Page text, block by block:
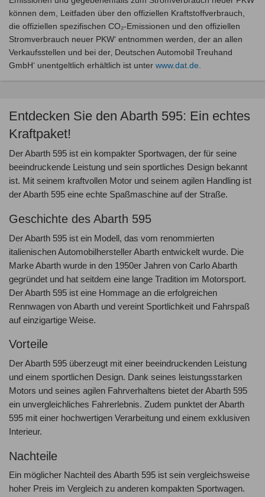
können dem, Leitfaden über den offiziellen Kraftstoffverbrauch,
die offiziellen spezifischen CO₂-Emissionen und den offiziellen
Stromverbrauch neuer PKW‘ entnommen werden, der an allen
Verkaufsstellen und bei der‚ Deutschen Automobil Treuhand
GmbH‘ unentgeltlich erhältlich ist unter www.dat.de.
Entdecken Sie den Abarth 595: Ein echtes
Kraftpaket!
Der Abarth 595 ist ein kompakter Sportwagen, der für seine
beeindruckende Leistung und sein sportliches Design bekannt
ist. Mit seinem kraftvollen Motor und seinem agilen Handling ist
der Abarth 595 eine echte Spaßmaschine auf der Straße.
Geschichte des Abarth 595
Der Abarth 595 ist ein Modell, das vom renommierten
italienischen Automobilhersteller Abarth entwickelt wurde. Die
Marke Abarth wurde in den 1950er Jahren von Carlo Abarth
gegründet und hat seitdem eine lange Tradition im Motorsport.
Der Abarth 595 ist eine Hommage an die erfolgreichen
Rennwagen von Abarth und vereint Sportlichkeit und Fahrspaß
auf einzigartige Weise.
Vorteile
Der Abarth 595 überzeugt mit einer beeindruckenden Leistung
und einem sportlichen Design. Dank seines leistungsstarken
Motors und seines agilen Fahrverhaltens bietet der Abarth 595
ein unvergleichliches Fahrerlebnis. Zudem punktet der Abarth
595 mit einer hochwertigen Verarbeitung und einem exklusiven
Interieur.
Nachteile
Ein möglicher Nachteil des Abarth 595 ist sein vergleichsweise
hoher Preis im Vergleich zu anderen kompakten Sportwagen.